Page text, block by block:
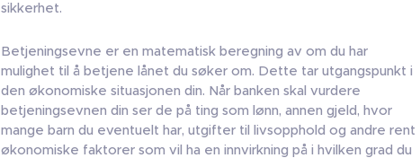
sikkerhet.
Betjeningsevne er en matematisk beregning av om du har
mulighet til å betjene lånet du søker om. Dette tar utgangspunkt i
den økonomiske situasjonen din. Når banken skal vurdere
betjeningsevnen din ser de på ting som lønn, annen gjeld, hvor
mange barn du eventuelt har, utgifter til livsopphold og andre rent
økonomiske faktorer som vil ha en innvirkning på i hvilken grad du